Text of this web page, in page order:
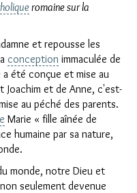
romaine sur la
et repousse les
conception immaculée de
été conçue et mise au
Joachim et de Anne, c'est-
au péché des parents.
Marie « fille aînée de
humaine par sa nature,
monde, notre Dieu et
seulement devenue